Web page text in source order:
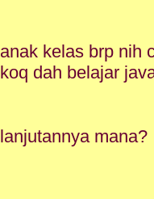
anak kelas brp nih
koq dah belajar
lanjutannya mana?